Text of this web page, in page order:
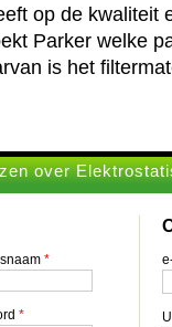
op de kwaliteit
Parker welke
is het
over
*
*